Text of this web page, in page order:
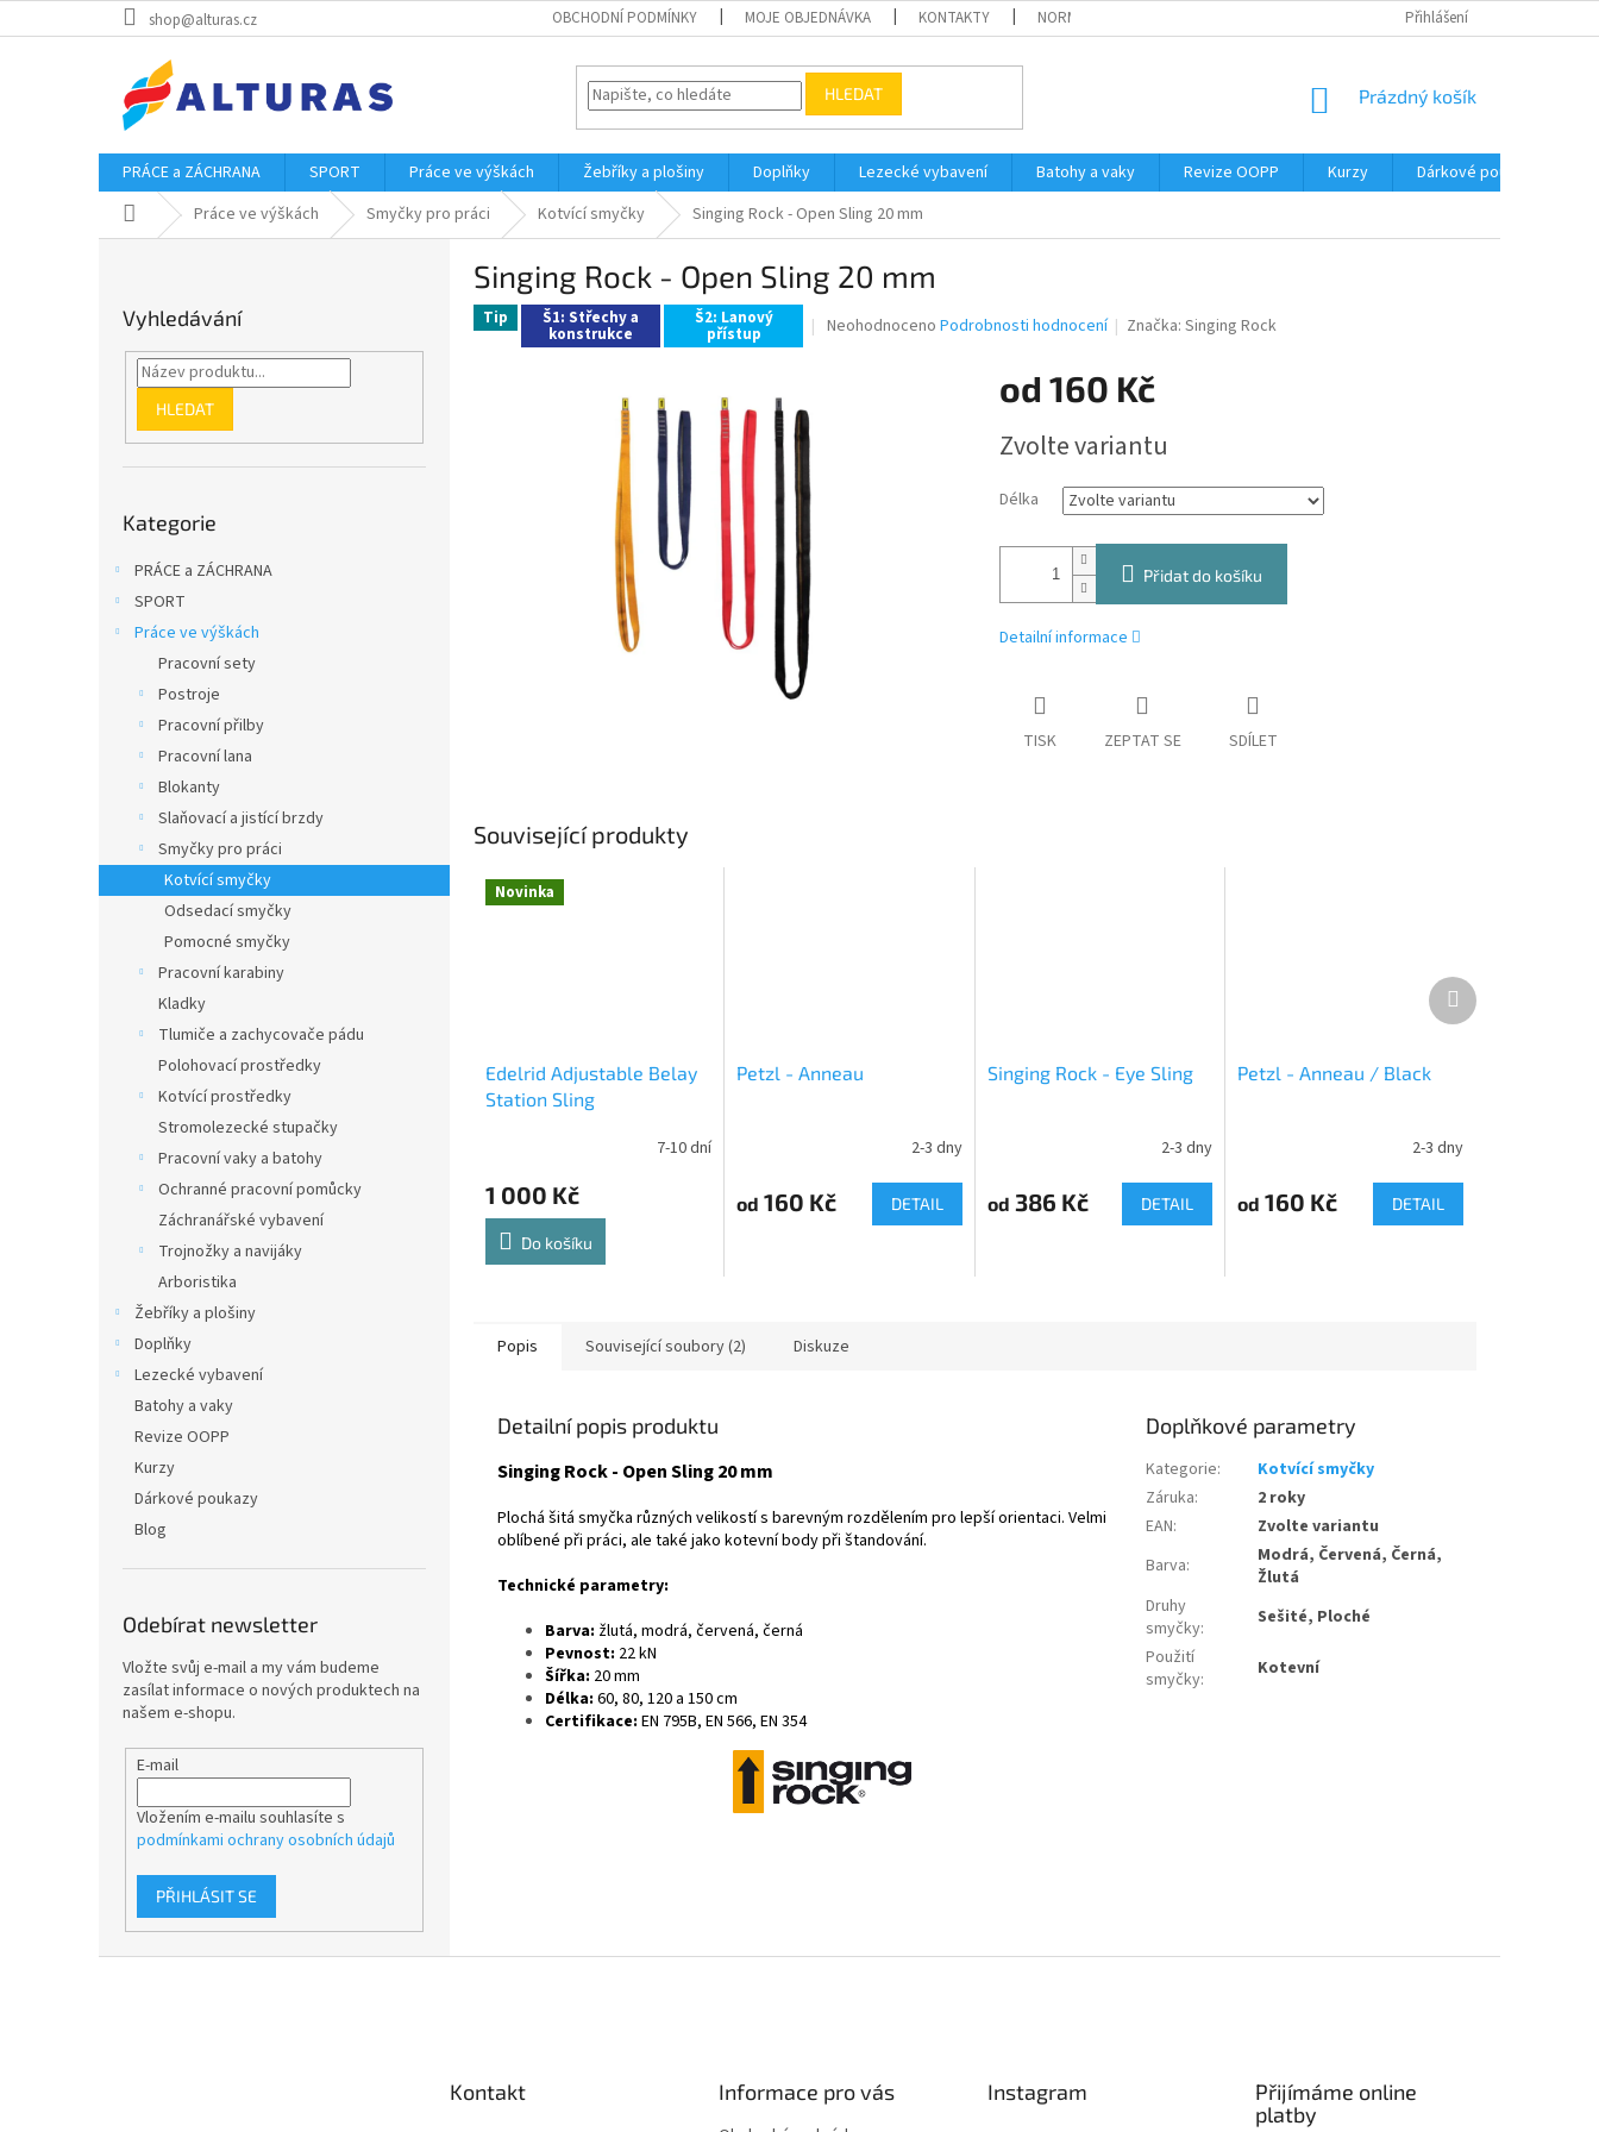
na
shop@alturas.cz OBCHODNÍ PODMÍNKY MOJE OBJEDNÁVKA KONTAKTY NORMY Přihlášení
HLEDAT
NÁKUPNÍ
Prázdný košík
PRÁCE a ZÁCHRANA SPORT Práce ve výškách Žebříky a plošiny Doplňky Lezecké vybavení Batohy a vaky Revize OOPP Kurzy Dárkové poukazy
Domů Práce ve výškách Smyčky pro práci Kotvící smyčky Singing Rock - Open Sling 20 mm
Vyhledávání
HLEDAT
kategorie
Kategorie
PRÁCE a ZÁCHRANA
SPORT
Práce ve výškách
Pracovní sety
Postroje
Pracovní přilby
Pracovní lana
Blokanty
Slaňovací a jistící brzdy
Smyčky pro práci
Kotvící smyčky
Odsedací smyčky
Pomocné smyčky
Pracovní karabiny
Kladky
Tlumiče a zachycovače pádu
Polohovací prostředky
Kotvící prostředky
Stromolezecké stupačky
Pracovní vaky a batohy
Ochranné pracovní pomůcky
Záchranářské vybavení
Trojnožky a navijáky
Arboristika
Žebříky a plošiny
Doplňky
Lezecké vybavení
Batohy a vaky
Revize OOPP
Kurzy
Dárkové poukazy
Blog
Odebírat newsletter
Vložte svůj e-mail a my vám budeme
zasílat informace o nových produktech na
našem e-shopu.
E-mail
Vložením e-mailu souhlasíte s
podmínkami ochrany osobních údajů
PŘIHLÁSIT SE
Singing Rock - Open Sling 20 mm
Tip Š1: Střechy a
konstrukce
Š2: Lanový
přístup
Průměrné
Neohodnoceno Podrobnosti hodnocení Značka:Singing Rock
od 160 Kč
cena:
Zvolte variantu
Délka
Přidat do košíku
Detailní informace
TISK ZEPTAT SE SDÍLET
Související produkty
Novinka
Edelrid Adjustable Belay
Station Sling
7-10 dní
1 000 Kč
Do košíku
Petzl - Anneau
2-3 dny
od 160 Kč DETAIL
Singing Rock - Eye Sling
produktu
je
2-3 dny
od 386 Kč DETAIL
Petzl - Anneau / Black
2-3 dny
od 160 Kč DETAIL
Další
produkt
Popis Související soubory (2) Diskuze
Detailní popis produktu
Singing Rock - Open Sling 20 mm
Plochá šitá smyčka různých velikostí s barevným rozdělením pro lepší orientaci. Velmi
oblíbené při práci, ale také jako kotevní body při štandování.
Technické parametry:
Barva: žlutá, modrá, červená, černá
Pevnost: 22 kN
Šířka: 20 mm
Délka: 60, 80, 120 a 150 cm
Certifikace: EN 795B, EN 566, EN 354
Doplňkové parametry
Kategorie:
Kotvící smyčky
Záruka:
2 roky
EAN:
Zvolte variantu
Barva:
Modrá, Červená, Černá,
Žlutá
Druhy
smyčky:
Sešité, Ploché
Použití
smyčky: Kotevní
Kontakt Informace pro vás Instagram
Přijímáme online
platby